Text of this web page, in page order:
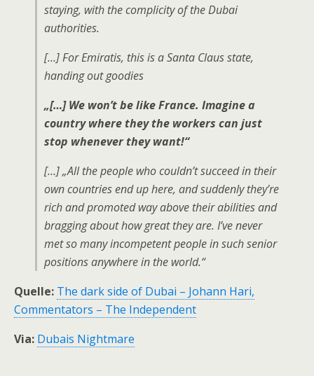
staying, with the complicity of the Dubai
authorities.
[…] For Emiratis, this is a Santa Claus state,
handing out goodies
„[…] We won’t be like France. Imagine a
country where they the workers can just
stop whenever they want!“
[…] „All the people who couldn’t succeed in their
own countries end up here, and suddenly they’re
rich and promoted way above their abilities and
bragging about how great they are. I’ve never
met so many incompetent people in such senior
positions anywhere in the world.“
Quelle: The dark side of Dubai – Johann Hari,
Commentators – The Independent
Via: Dubais Nightmare